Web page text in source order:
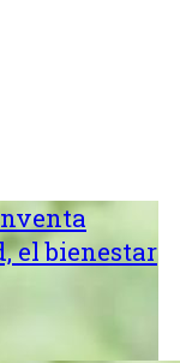
el bienestar